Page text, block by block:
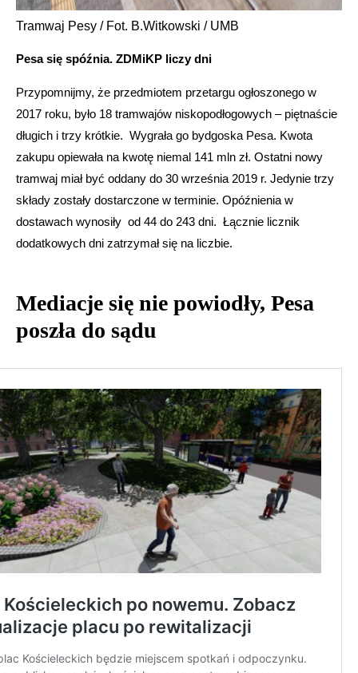
Tramwaj Pesy / Fot. B.Witkowski / UMB
Pesa się spóźnia. ZDMiKP liczy dni
Przypomnijmy, że przedmiotem przetargu ogłoszonego w
2017 roku, było 18 tramwajów niskopodłogowych – piętnaście
długich i trzy krótkie. Wygrała go bydgoska Pesa. Kwota
zakupu opiewała na kwotę niemal 141 mln zł. Ostatni nowy
tramwaj miał być oddany do 30 września 2019 r. Jedynie trzy
składy zostały dostarczone w terminie. Opóźnienia w
dostawach wynosiły od 44 do 243 dni. Łącznie licznik
dodatkowych dni zatrzymał się na liczbie.
Mediacje się nie powiodły, Pesa
poszła do sądu